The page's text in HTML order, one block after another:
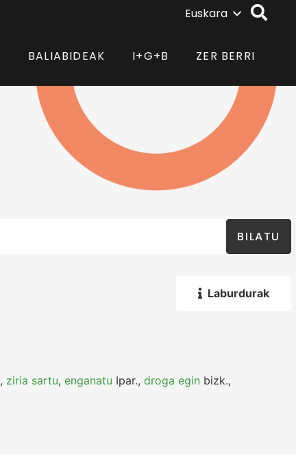
Euskara
BALIABIDEAK I+G+B ZER BERRI
BILATU
Laburdurak
, ziria sartu, enganatu Ipar., droga egin bizk.,